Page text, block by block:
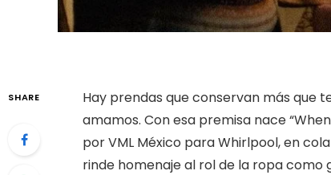
SHARE
Hay prendas que conservan más que
amamos. Con esa premisa nace
por VML México para Whirlpool, en
rinde homenaje al rol de la ropa como